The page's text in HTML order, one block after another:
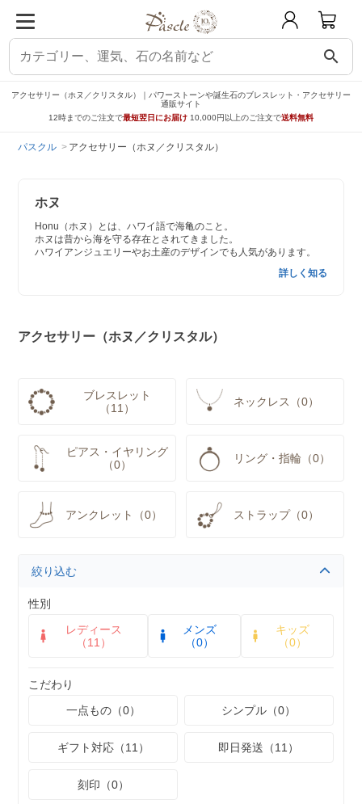
search
アクセサリー（ホヌ／クリスタル）｜パワーストーンや誕生石のブレスレット・アクセサリー
通販サイト
12時までのご注文で最短翌日にお届け 10,000円以上のご注文で送料無料
パスクル アクセサリー（ホヌ／クリスタル）
ホヌ
Honu（ホヌ）とは、ハワイ語で海亀のこと。
ホヌは昔から海を守る存在とされてきました。
ハワイアンジュエリーやお土産のデザインでも人気があります。
詳しく知る
アクセサリー（ホヌ／クリスタル）
ブレスレット
（11）
ネックレス（0）
ピアス・イヤリング
（0）
リング・指輪（0）
アンクレット（0） ストラップ（0）
絞り込む
性別
レディース
（11）
メンズ
（0）
キッズ
（0）
こだわり
一点もの（0）
シンプル（0）
ギフト対応（11） 即日発送（11）
刻印（0）